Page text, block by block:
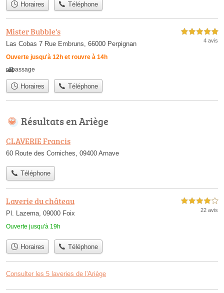
Horaires Téléphone
Mister Bubble's
Las Cobas 7 Rue Embruns, 66000 Perpignan
Ouverte jusqu'à 12h et rouvre à 14h
5,0 étoiles sur 5
4 avis
repassage
Horaires Téléphone
Résultats en Ariège
CLAVERIE Francis
60 Route des Corniches, 09400 Arnave
Téléphone
Laverie du château
Pl. Lazema, 09000 Foix
Ouverte jusqu'à 19h
4,0 étoiles sur 5
22 avis
Horaires Téléphone
Consulter les 5 laveries de l'Ariège